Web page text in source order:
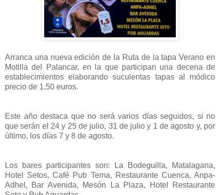
Arranca una nueva edición de la Ruta de la tapa Verano en
Motilla del Palancar, en la que participan una decena de
establecimientos elaborando suculentas tapas al módico
precio de 1.50 euros.
Este año destaca que no será varios días seguidos, si no
que serán el 24 y 25 de julio, 31 de julio y 1 de agosto y, por
último, los días 7 y 8 de agosto.
Los bares participantes son: La Bodeguilla, Matalagana,
Hotel Setos, Café Pub Tema, Restaurante Cuenca, Anpa-
Adhel, Bar Avenida, Mesón La Plaza, Hotel Restaurante